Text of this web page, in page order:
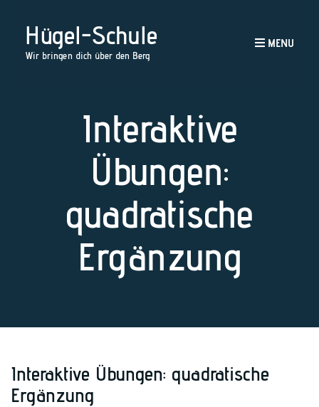
Hügel-Schule
Wir bringen dich über den Berg
MENU
Interaktive
Übungen:
quadratische
Ergänzung
Interaktive Übungen: quadratische
Ergänzung